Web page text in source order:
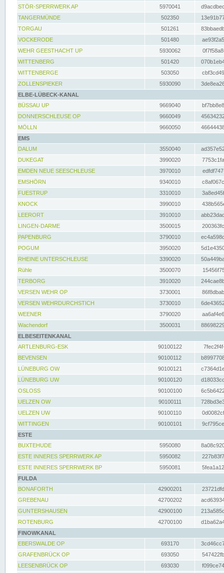
STÖR-SPERRWERK AP 5970041
TANGERMÜNDE
502350
TORGAU
501261
VOCKERODE
501480
WEHR GEESTHACHT UP
5930062
WITTENBERG
501420
WITTENBERGE
503050
ZOLLENSPIEKER
5930090
ELBE-LÜBECK-KANAL
BÜSSAU UP
9669040
DONNERSCHLEUSE OP
9660049
MÖLLN
9660050
EMS
DALUM
3550040
DUKEGAT
3990020
EMDEN NEUE SEESCHLEUSE
3970010
EMSHÖRN
9340010
FUESTRUP
3310010
KNOCK
3990010
LEERORT
3910010
LINGEN-DARME
3500015
PAPENBURG
3790010
POGUM
3950020
RHEINE UNTERSCHLEUSE
3390020
Rühle
3500070
TERBORG
3910020
VERSEN WEHR OP
3730001
VERSEN WEHRDURCHSTICH
3730010
WEENER
3790020
Wachendorf
3500031
ELBESEITENKANAL
ARTLENBURG-ESK
90100122
BEVENSEN
90100112
LÜNEBURG OW
90100121
LÜNEBURG UW
90100120
OSLOSS
90100100
UELZEN OW
90100111
UELZEN UW
90100110
WITTINGEN
90100101
ESTE
BUXTEHUDE
5950080
ESTE INNERES SPERRWERK AP
5950082
ESTE INNERES SPERRWERK BP
5950081
FULDA
BONAFORTH
42900201
GREBENAU
42700202
GUNTERSHAUSEN
42900100
ROTENBURG
42700100
FINOWKANAL
EBERSWALDE OP
693170
GRAFENBRÜCK OP
693050
LEESENBRÜCK OP
693030